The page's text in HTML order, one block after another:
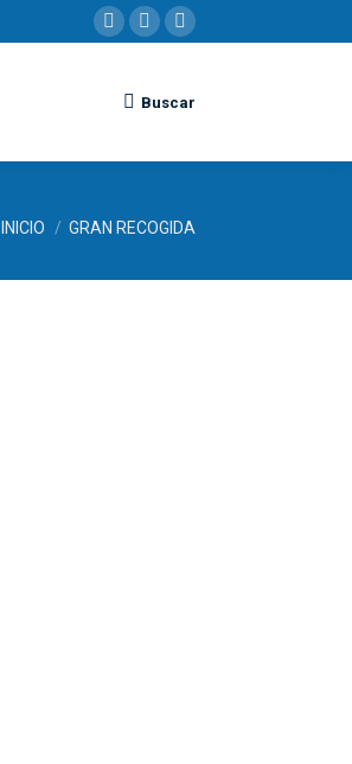
Facebook
opens
new
X
opens
new
YouTube
opens
new
Buscar:
Buscar
INICIO GRAN RECOGIDA